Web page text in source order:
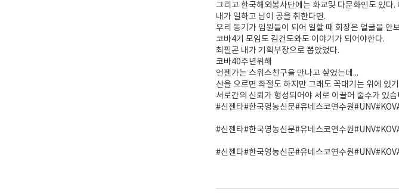
그리고 한국해외봉사단에는 화교및 다문화인도 있
내가 일하고 남이 공을 취한다면.
우리 동기가 임원들이 되어 일할 때 회장은 얼굴을 안
코바4기 모임도 김건도와도 이야기가 되어야한다.
최필곤 내가 기획부장으로 뽑았었다.
코바40주년위해
언젠가는 스위스친구을 만나고 싶었는데...
산을 오르면 좌절도 하지만 그래도 꼭대기는 위에 있
서로간의 신뢰가 형성되어야 서로 이끌어 줄수가 있
#신젠타#한국영농신문#유네스코연수원
#신젠타#한국영농신문#유네스코연수원
#신젠타#한국영농신문#유네스코연수원